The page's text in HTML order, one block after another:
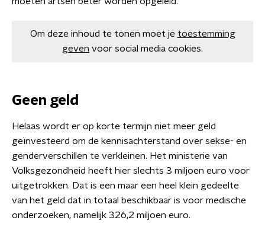
Om deze inhoud te tonen moet je toestemming
geven voor social media cookies.
Geen geld
Helaas wordt er op korte termijn niet meer geld
geïnvesteerd om de kennisachterstand over sekse- en
genderverschillen te verkleinen. Het ministerie van
Volksgezondheid heeft hier slechts 3 miljoen euro voor
uitgetrokken. Dat is een maar een heel klein gedeelte
van het geld dat in totaal beschikbaar is voor medische
onderzoeken, namelijk 326,2 miljoen euro.